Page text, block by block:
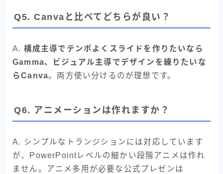
Q5. Canvaと比べてどちらが良い？
A. 構成主導でテンポよくスライドを作りたいなら
Gamma、ビジュアル主導でデザインを練りたいな
らCanva。両方使い分けるのが理想です。
Q6. アニメーションは作れますか？
A. シンプルなトランジションには対応しています
が、PowerPointレベルの細かい段階アニメは作れ
ません。アニメ多用が必要な公式プレゼンは